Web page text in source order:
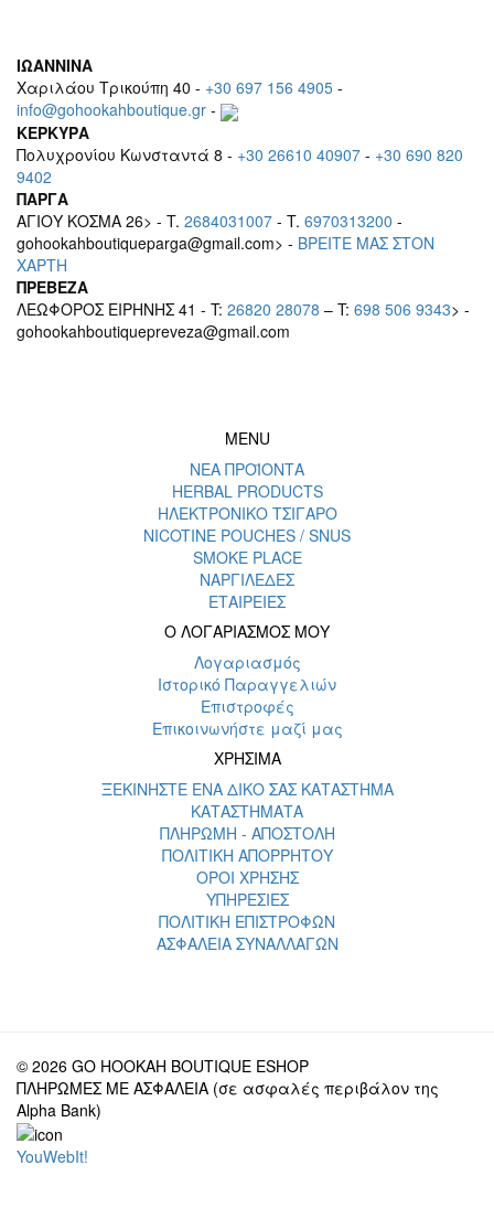
ΙΩΑΝΝΙΝΑ
Χαριλάου Τρικούπη 40 - +30 697 156 4905 -
info@gohookahboutique.gr -
ΚΕΡΚΥΡΑ
Πολυχρονίου Κωνσταντά 8 - +30 26610 40907 - +30 690 820
9402
ΠΑΡΓΑ
ΑΓΙΟΥ ΚΟΣΜΑ 26> - T. 2684031007 - T. 6970313200 -
gohookahboutiqueparga@gmail.com> - BΡEITE MAΣ ΣΤΟΝ
ΧΑΡΤΗ
ΠΡΕΒΕΖΑ
ΛΕΩΦΟΡΟΣ ΕΙΡΗΝΗΣ 41 - T: 26820 28078 – T: 698 506 9343> -
gohookahboutiquepreveza@gmail.com
MENU
ΝΕΑ ΠΡΟΪΟΝΤΑ
HERBAL PRODUCTS
ΗΛΕΚΤΡΟΝΙΚΟ ΤΣΙΓΑΡΟ
NICOTINE POUCHES / SNUS
SMOKE PLACE
ΝΑΡΓΙΛΕΔΕΣ
ΕΤΑΙΡΕΙΕΣ
Ο ΛΟΓΑΡΙΑΣΜΟΣ ΜΟΥ
Λογαριασμός
Ιστορικό Παραγγελιών
Επιστροφές
Επικοινωνήστε μαζί μας
ΧΡΗΣΙΜΑ
ΞΕΚΙΝΗΣΤΕ ΕΝΑ ΔΙΚΟ ΣΑΣ ΚΑΤΑΣΤΗΜΑ
ΚΑΤΑΣΤΗΜΑΤΑ
ΠΛΗΡΩΜΗ - ΑΠΟΣΤΟΛΗ
ΠΟΛΙΤΙΚΗ ΑΠΟΡΡΗΤΟΥ
ΟΡΟΙ ΧΡΗΣΗΣ
ΥΠΗΡΕΣΙΕΣ
ΠΟΛΙΤΙΚΗ ΕΠΙΣΤΡΟΦΩΝ
ΑΣΦΑΛΕΙΑ ΣΥΝΑΛΛΑΓΩΝ
© 2026 GO HOOKAH BOUTIQUE ESHOP
ΠΛΗΡΩΜΕΣ ΜΕ ΑΣΦΑΛΕΙΑ (σε ασφαλές περιβάλον της
Alpha Bank)
YouWebIt!